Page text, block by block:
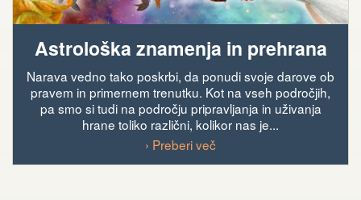
Astrološka znamenja in prehrana
Narava vedno tako poskrbi, da ponudi svoje darove ob
pravem in primernem trenutku. Kot na vseh področjih,
pa smo si tudi na področju pripravljanja in uživanja
hrane toliko različni, kolikor nas je...
› Preberi več